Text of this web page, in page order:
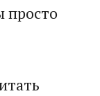
просто